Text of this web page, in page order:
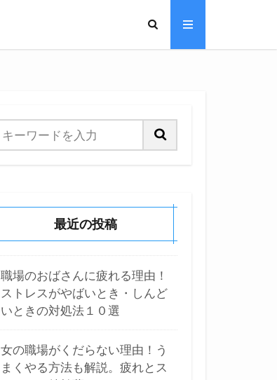
最近の投稿
職場のおばさんに疲れる理由！
ストレスがやばいとき・しんど
いときの対処法１０選
女の職場がくだらない理由！う
まくやる方法も解説。疲れとス